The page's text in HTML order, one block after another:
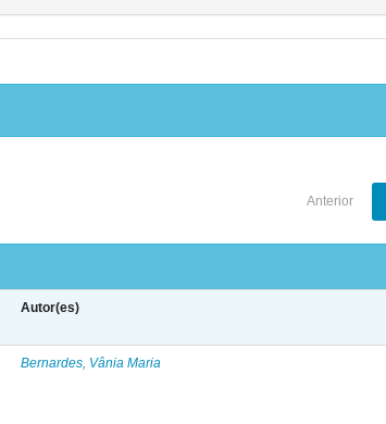
Anterior
Autor(es)
Bernardes, Vânia Maria